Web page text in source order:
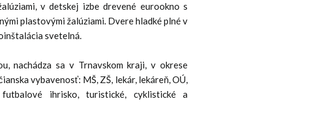
v detskej izbe drevené eurookno s
plastovými žalúziami. Dvere hladké plné v
svetelná.
nachádza sa v Trnavskom kraji, v okrese
vybavenosť: MŠ, ZŠ, lekár, lekáreň, OÚ,
ihrisko, turistické, cyklistické a